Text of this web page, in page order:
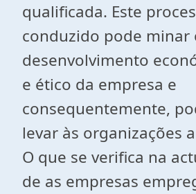
qualificada. Este
conduzido pode minar
desenvolvimento
e ético da empresa e
consequentemente,
levar às organizações
O que se verifica na
de as empresas